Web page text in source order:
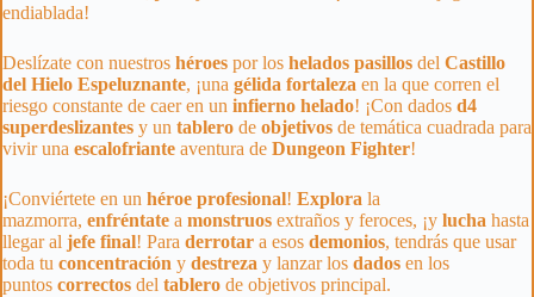
endiablada!
Deslízate con nuestros héroes por los helados pasillos del Castillo
del Hielo Espeluznante, ¡una gélida fortaleza en la que corren el
riesgo constante de caer en un infierno helado! ¡Con dados d4
superdeslizantes y un tablero de objetivos de temática cuadrada para
vivir una escalofriante aventura de Dungeon Fighter!
¡Conviértete en un héroe profesional! Explora la
mazmorra, enfréntate a monstruos extraños y feroces, ¡y lucha hasta
llegar al jefe final! Para derrotar a esos demonios, tendrás que usar
toda tu concentración y destreza y lanzar los dados en los
puntos correctos del tablero de objetivos principal.